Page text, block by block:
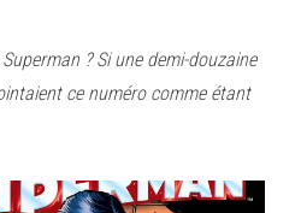
? Si une demi-douzaine
ce numéro comme étant